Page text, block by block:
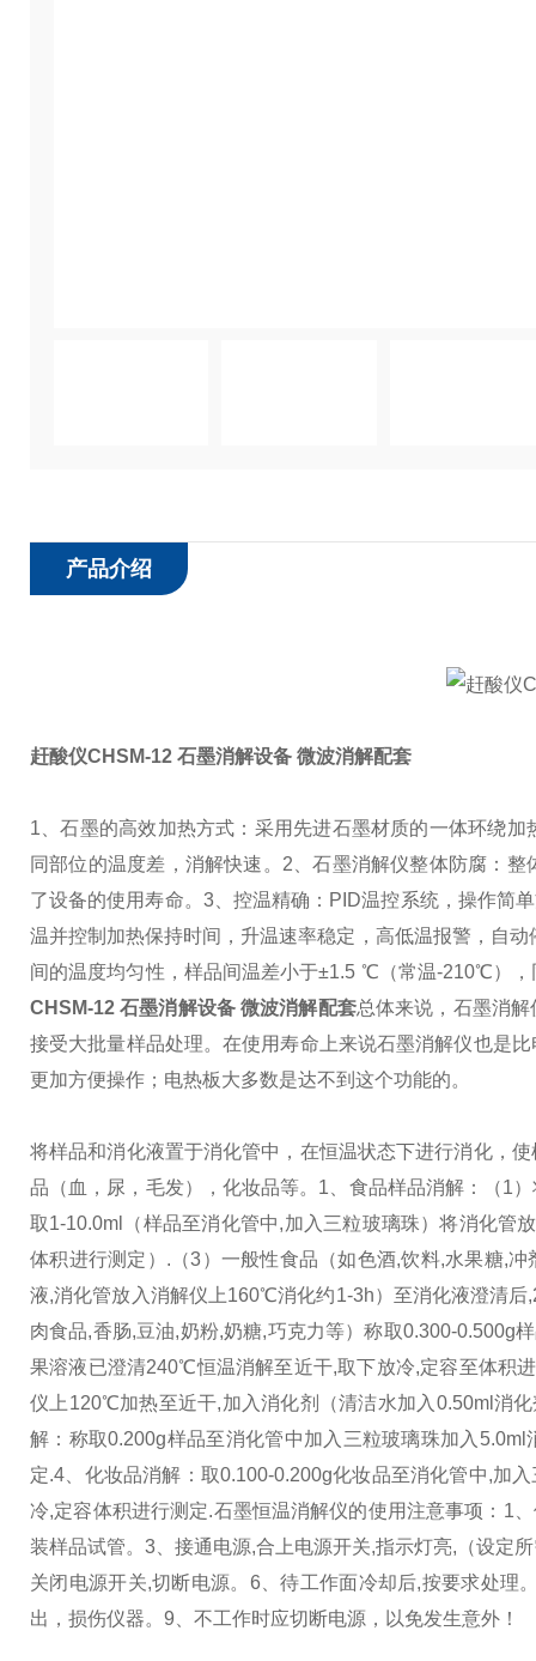
产品介绍
赶酸仪CHSM-12 石墨消解设备 微波消解配套
1、石墨的高效加热方式：采用先进石墨材质的一体环绕
同部位的温度差，消解快速。 2、石墨消解仪整体防腐：整
了设备的使用寿命。 3、控温精确：PID温控系统，操作简
温并控制加热保持时间，升温速率稳定，高低温报警，自动
间的温度均匀性，样品间温差小于±1.5 ℃（常温-210℃）
CHSM-12 石墨消解设备 微波消解配套总体来说，石墨消
接受大批量样品处理。在使用寿命上来说石墨消解仪也是
更加方便操作；电热板大多数是达不到这个功能的。
将样品和消化液置于消化管中，在恒温状态下进行消化，
品（血，尿，毛发），化妆品等。 1、食品样品消解：
（1
取1-10.0ml（样品至消化管中,加入三粒玻璃珠）将消化
体积进行测定）. （3）一般性食品（如色酒,饮料,水果糖,
液,消化管放入消解仪上160℃消化约1-3h）至消化液澄清
肉食品,香肠,豆油,奶粉,奶糖,巧克力等）称取0.300-0.500g
果溶液已澄清240℃恒温消解至近干,取下放冷,定容至体积
仪上120℃加热至近干,加入消化剂（清洁水加入0.50ml消
解： 称取0.200g样品至消化管中加入三粒玻璃珠加入
定.4、化妆品消解： 取0.100-0.200g化妆品至消化管中,加
冷,定容体积进行测定.石墨恒温消解仪的使用注意事项： 1
装样品试管。 3、接通电源,合上电源开关,指示灯亮,（设定
关闭电源开关,切断电源。 6、待工作面冷却后,按要求处理
出，损伤仪器。 9、不工作时应切断电源，以免发生意外！